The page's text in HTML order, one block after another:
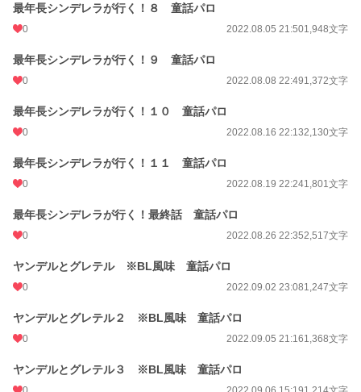
最年長シンデレラが行く！８ 童話パロ
0 2022.08.05 21:501,948文字
最年長シンデレラが行く！９ 童話パロ
0 2022.08.08 22:491,372文字
最年長シンデレラが行く！１０ 童話パロ
0 2022.08.16 22:132,130文字
最年長シンデレラが行く！１１ 童話パロ
0 2022.08.19 22:241,801文字
最年長シンデレラが行く！最終話 童話パロ
0 2022.08.26 22:352,517文字
ヤンデルとグレテル ※BL風味 童話パロ
0 2022.09.02 23:081,247文字
ヤンデルとグレテル２ ※BL風味 童話パロ
0 2022.09.05 21:161,368文字
ヤンデルとグレテル３ ※BL風味 童話パロ